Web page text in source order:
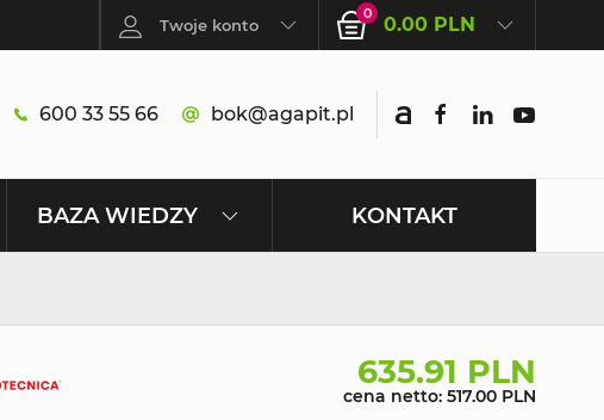
Twoje konto
0 0.00 PLN
600 33 55 66 bok@agapit.pl
BAZA WIEDZY KONTAKT
635.91 PLN
cena netto: 517.00 PLN